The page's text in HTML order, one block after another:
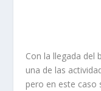
Con la llegada del
una de las
pero en este caso